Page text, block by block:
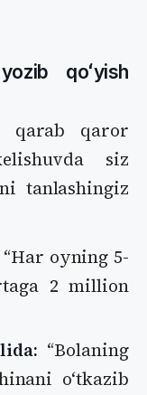
qoʻyish
qarab qaror
siz
tanlashingiz
“Har oyning 5-
2 million
“Bolaning
oʻtkazib